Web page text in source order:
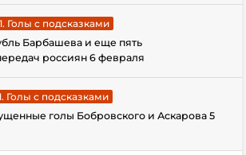
Голы с подсказками
Барбашева и еще пять
россиян 6 февраля
Голы с подсказками
голы Бобровского и Аскарова 5